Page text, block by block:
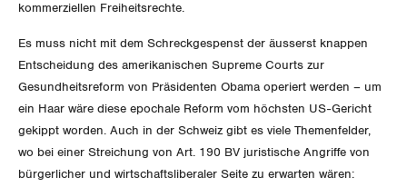
kommerziellen Freiheitsrechte.
Es muss nicht mit dem Schreckgespenst der äusserst knappen
Entscheidung des amerikanischen Supreme Courts zur
Gesundheitsreform von Präsidenten Obama operiert werden – um
ein Haar wäre diese epochale Reform vom höchsten US-Gericht
gekippt worden. Auch in der Schweiz gibt es viele Themenfelder,
wo bei einer Streichung von Art. 190 BV juristische Angriffe von
bürgerlicher und wirtschaftsliberaler Seite zu erwarten wären: